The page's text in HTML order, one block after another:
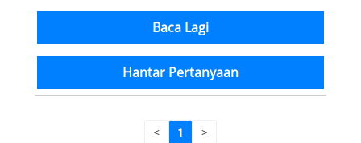
Baca Lagi
Hantar Pertanyaan
< 1 >